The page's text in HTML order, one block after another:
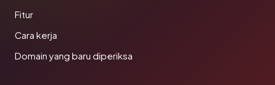
Fitur
Cara kerja
Domain yang baru diperiksa